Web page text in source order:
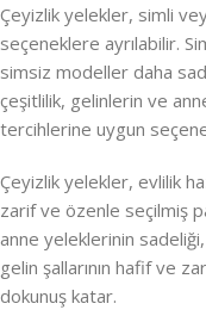
Çeyizlik yelekler, simli
seçeneklere ayrılabilir.
simsiz modeller daha
çeşitlilik, gelinlerin ve
tercihlerine uygun
Çeyizlik yelekler, evlilik
zarif ve özenle seçilmiş
anne yeleklerinin
gelin şallarının hafif ve
dokunuş katar.